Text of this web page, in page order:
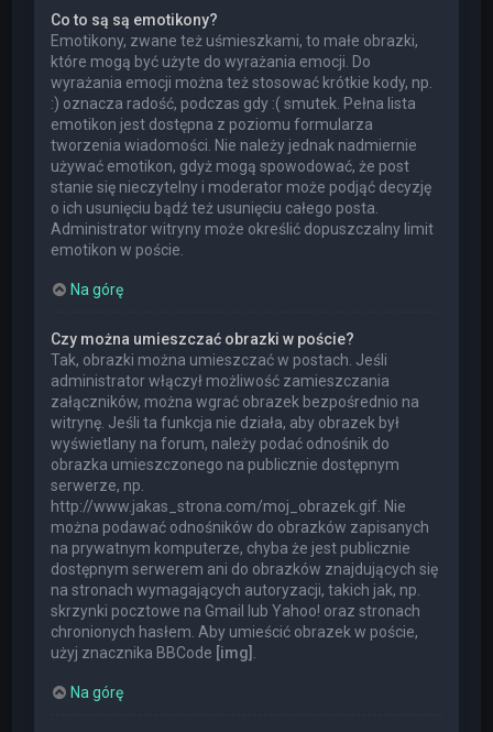
Co to są są emotikony?
Emotikony, zwane też uśmieszkami, to małe obrazki,
które mogą być użyte do wyrażania emocji. Do
wyrażania emocji można też stosować krótkie kody, np.
:) oznacza radość, podczas gdy :( smutek. Pełna lista
emotikon jest dostępna z poziomu formularza
tworzenia wiadomości. Nie należy jednak nadmiernie
używać emotikon, gdyż mogą spowodować, że post
stanie się nieczytelny i moderator może podjąć decyzję
o ich usunięciu bądź też usunięciu całego posta.
Administrator witryny może określić dopuszczalny limit
emotikon w poście.
Na górę
Czy można umieszczać obrazki w poście?
Tak, obrazki można umieszczać w postach. Jeśli
administrator włączył możliwość zamieszczania
załączników, można wgrać obrazek bezpośrednio na
witrynę. Jeśli ta funkcja nie działa, aby obrazek był
wyświetlany na forum, należy podać odnośnik do
obrazka umieszczonego na publicznie dostępnym
serwerze, np.
http://www.jakas_strona.com/moj_obrazek.gif. Nie
można podawać odnośników do obrazków zapisanych
na prywatnym komputerze, chyba że jest publicznie
dostępnym serwerem ani do obrazków znajdujących się
na stronach wymagających autoryzacji, takich jak, np.
skrzynki pocztowe na Gmail lub Yahoo! oraz stronach
chronionych hasłem. Aby umieścić obrazek w poście,
użyj znacznika BBCode [img] .
Na górę